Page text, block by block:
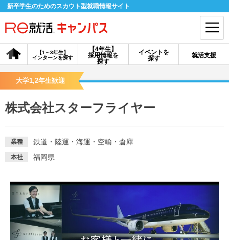
新卒学生のためのスカウト型就職情報サイト
【4年生】
採用情報を
探す
【1～3年生】
インターンを探す
イベントを
探す
就活支援
会員登録 ログイン
探す
【4年生】
【4年生】
イベントを探す
就活ノウハウ・サポート
大学1,2年生歓迎
株式会社スターフライヤー
業種 鉄道・陸運・海運・空輸・倉庫
本社 福岡県